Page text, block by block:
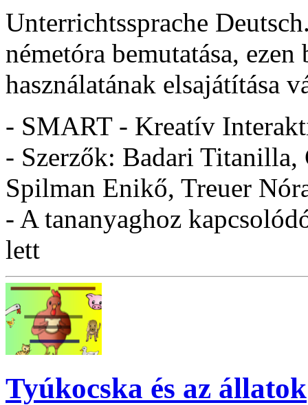
Unterrichtssprache
németóra bemutatása,
használatának elsajátítása
- SMART - Kreatív
- Szerzők: Badari Titanilla,
Spilman Enikő, Treuer
- A tananyaghoz
lett
Tyúkocska és az állatok